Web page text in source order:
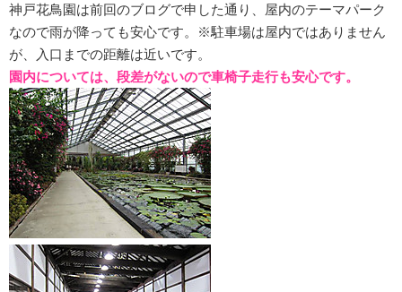
神戸花鳥園は前回のブログで申した通り、屋内のテーマパーク
なので雨が降っても安心です。※駐車場は屋内ではありません
が、入口までの距離は近いです。
園内については、段差がないので車椅子走行も安心です。